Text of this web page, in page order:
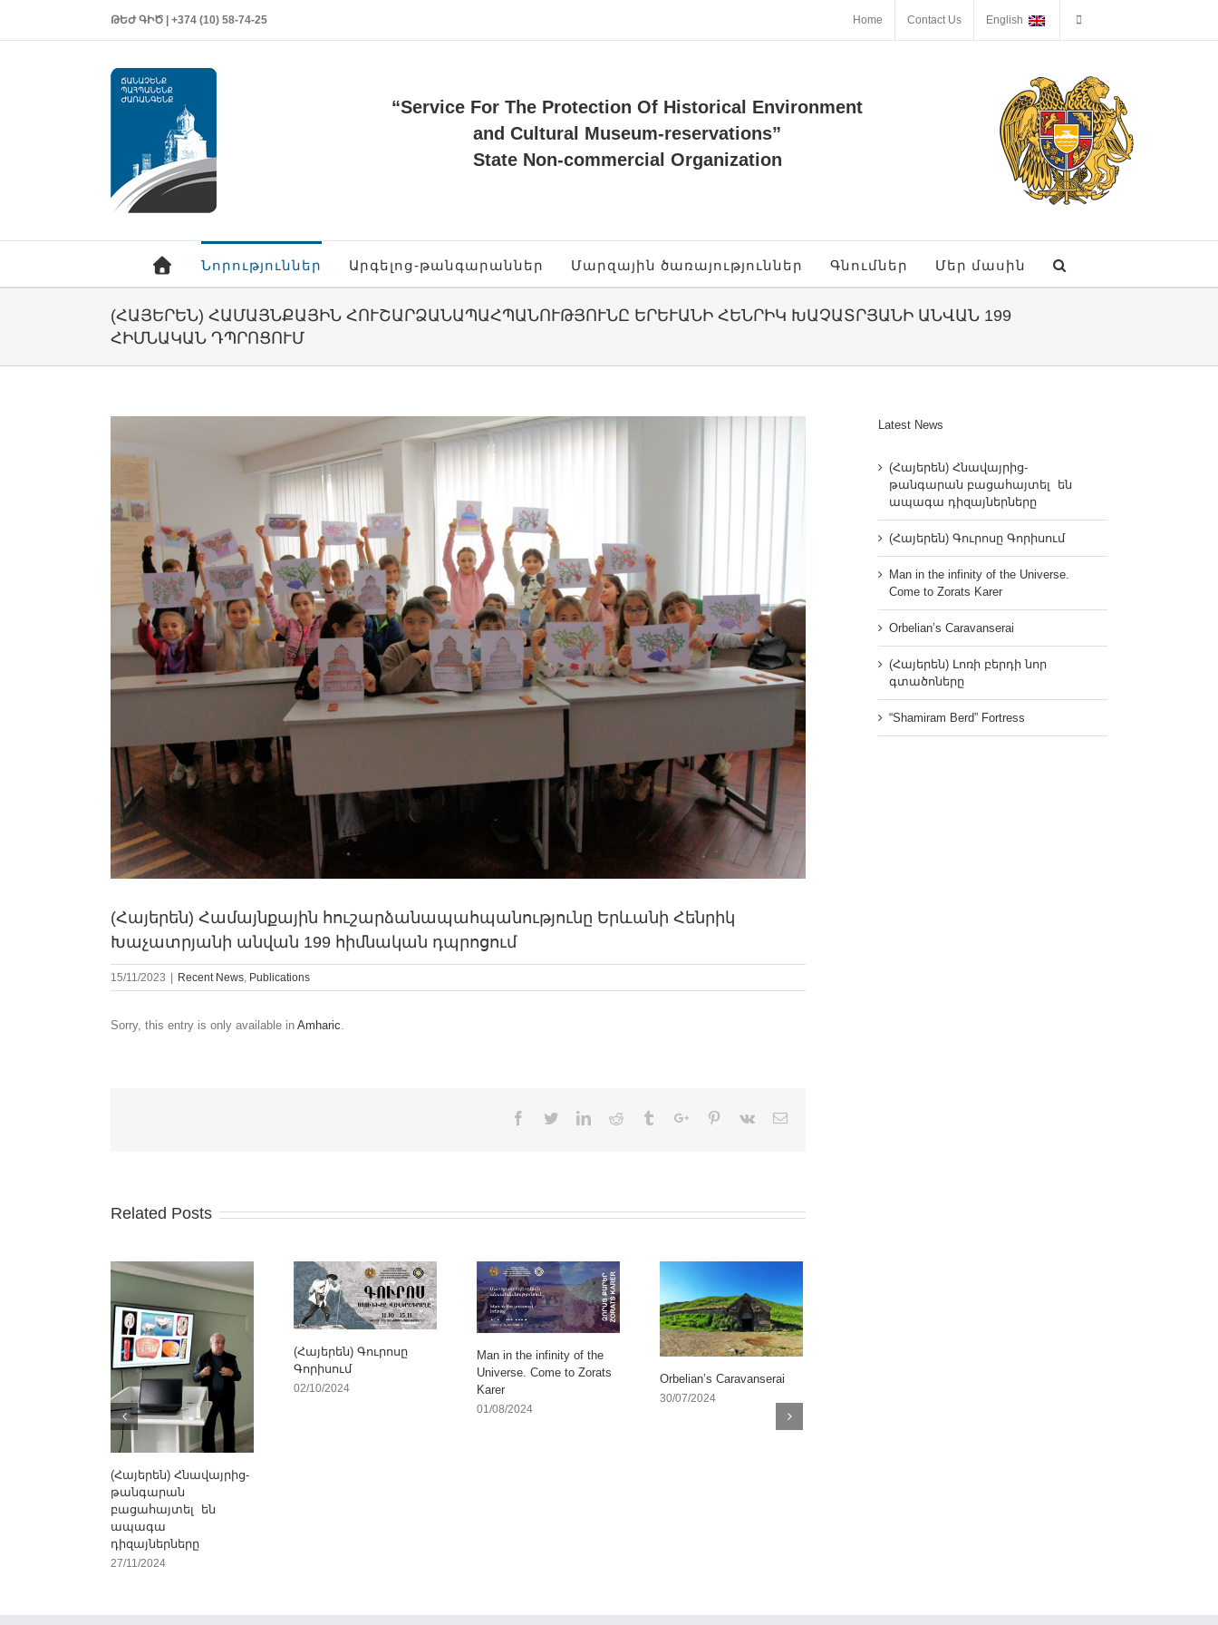
ԹԵԺ ԳԻԾ | +374 (10) 58-74-25 Home Contact Us English
“Service For The Protection Of Historical Environment
and Cultural Museum-reservations”
State Non-commercial Organization
Նորություններ Արգելոց-թանգարաններ Մարզային ծառայություններ Գնումներ Մեր մասին
(ՀԱՅԵՐԵՆ) ՀԱՄԱՅՆՔԱՅԻՆ ՀՈՒՇԱՐՁԱՆԱՊԱՀՊԱՆՈՒԹՅՈՒՆԸ ԵՐԵՒԱՆԻ ՀԵՆՐԻԿ ԽԱՉԱՏՐՅԱՆԻ ԱՆՎԱՆ 199 Հ
ԻՄՆԱԿԱՆ ԴՊՐՈՑՈՒՄ
Image
(Հայերեն) Համայնքային հուշարձանապահպանությունը Երևանի Հենրիկ
Խաչատրյանի անվան 199 հիմնական դպրոցում
15/11/2023 Recent News, Publications
Sorry, this entry is only available in Amharic.
Facebook
TwitterLinkedinReddit TumblrGoogle+Pinterest
Vk Email
Related Posts
(Հայերեն) Հնավայրից-
թանգարան
բացահայտել են
ապագա
դիզայներները
27/11/2024
(Հայերեն) Գուրոսը
Գորիսում
02/10/2024
Man in the infinity of the
Universe. Come to Zorats
Karer
01/08/2024
Orbelian’s Caravanserai
30/07/2024
Latest News
(Հայերեն) Հնավայրից-
թանգարան բացահայտել են
ապագա դիզայներները
(Հայերեն) Գուրոսը Գորիսում
Man in the infinity of the Universe.
Come to Zorats Karer
Orbelian’s Caravanserai
(Հայերեն) Լոռի բերդի նոր
գտածոները
“Shamiram Berd” Fortress